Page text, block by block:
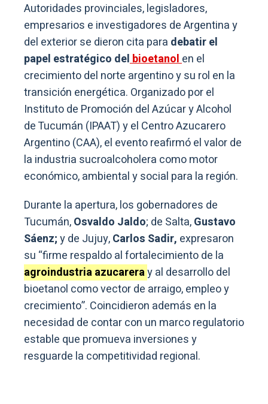
Autoridades provinciales, legisladores,
empresarios e investigadores de Argentina y
del exterior se dieron cita para debatir el
papel estratégico delbioetanolen el
crecimiento del norte argentino y su rol en la
transición energética. Organizado por el
Instituto de Promoción del Azúcar y Alcohol
de Tucumán (IPAAT) y el Centro Azucarero
Argentino (CAA), el evento reafirmó el valor de
la industria sucroalcoholera como motor
económico, ambiental y social para la región.
Durante la apertura, los gobernadores de
Tucumán,Osvaldo Jaldo; de Salta,Gustavo
Sáenz;y de Jujuy,Carlos Sadir, expresaron
su “firme respaldo al fortalecimiento de la
agroindustria azucareray al desarrollo del
bioetanol como vector de arraigo, empleo y
crecimiento”. Coincidieron además en la
necesidad de contar con un marco regulatorio
estable que promueva inversiones y
resguarde la competitividad regional.